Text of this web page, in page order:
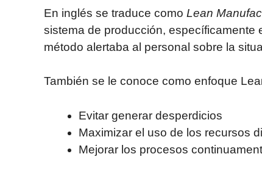
En inglés se traduce como Lean
sistema de producción, específicamente
método alertaba al personal sobre la
También se le conoce como enfoque
Evitar generar desperdicios
Maximizar el uso de los recursos
Mejorar los procesos